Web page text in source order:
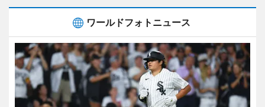
ワールドフォトニュース